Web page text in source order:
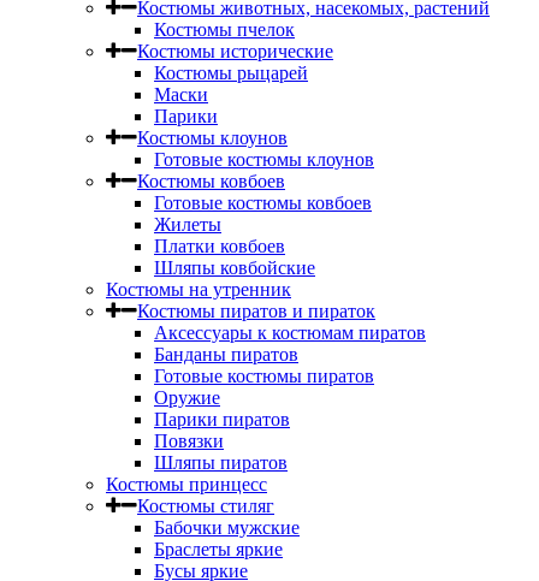
Костюмы животных, насекомых, растений
Костюмы пчелок
Костюмы исторические
Костюмы рыцарей
Маски
Парики
Костюмы клоунов
Готовые костюмы клоунов
Костюмы ковбоев
Готовые костюмы ковбоев
Жилеты
Платки ковбоев
Шляпы ковбойские
Костюмы на утренник
Костюмы пиратов и пираток
Аксессуары к костюмам пиратов
Банданы пиратов
Готовые костюмы пиратов
Оружие
Парики пиратов
Повязки
Шляпы пиратов
Костюмы принцесс
Костюмы стиляг
Бабочки мужские
Браслеты яркие
Бусы яркие